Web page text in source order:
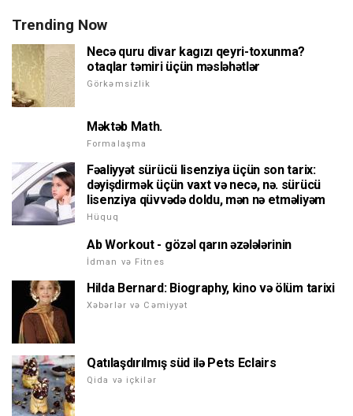
Trending Now
Necə quru divar kagızı qeyri-toxunma?
otaqlar təmiri üçün məsləhətlər
Görkəmsizlik
Məktəb Math.
Formalaşma
Fəaliyyət sürücü lisenziya üçün son tarix:
dəyişdirmək üçün vaxt və necə, nə. sürücü
lisenziya qüvvədə doldu, mən nə etməliyəm
Hüquq
Ab Workout - gözəl qarın əzələlərinin
İdman və Fitnes
Hilda Bernard: Biography, kino və ölüm tarixi
Xəbərlər və Cəmiyyət
Qatılaşdırılmış süd ilə Pets Eclairs
Qida və içkilər